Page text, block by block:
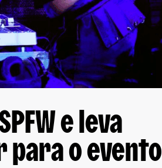
e leva
para o evento